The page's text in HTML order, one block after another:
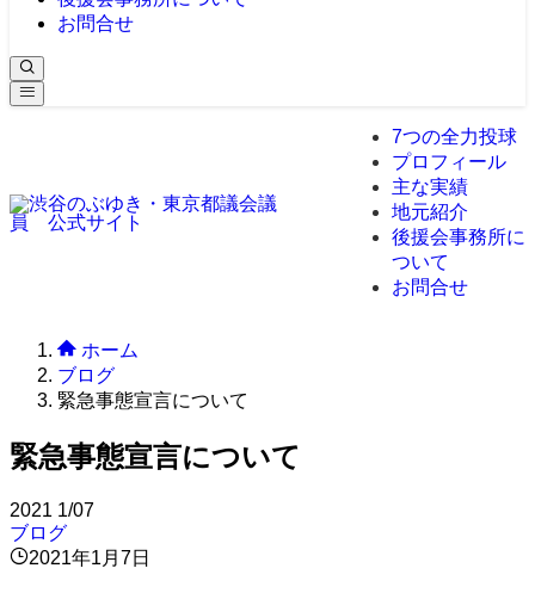
お問合せ
7つの全力投球
プロフィール
主な実績
地元紹介
後援会事務所に
ついて
お問合せ
ホーム
ブログ
緊急事態宣言について
緊急事態宣言について
2021 1/07
ブログ
2021年1月7日